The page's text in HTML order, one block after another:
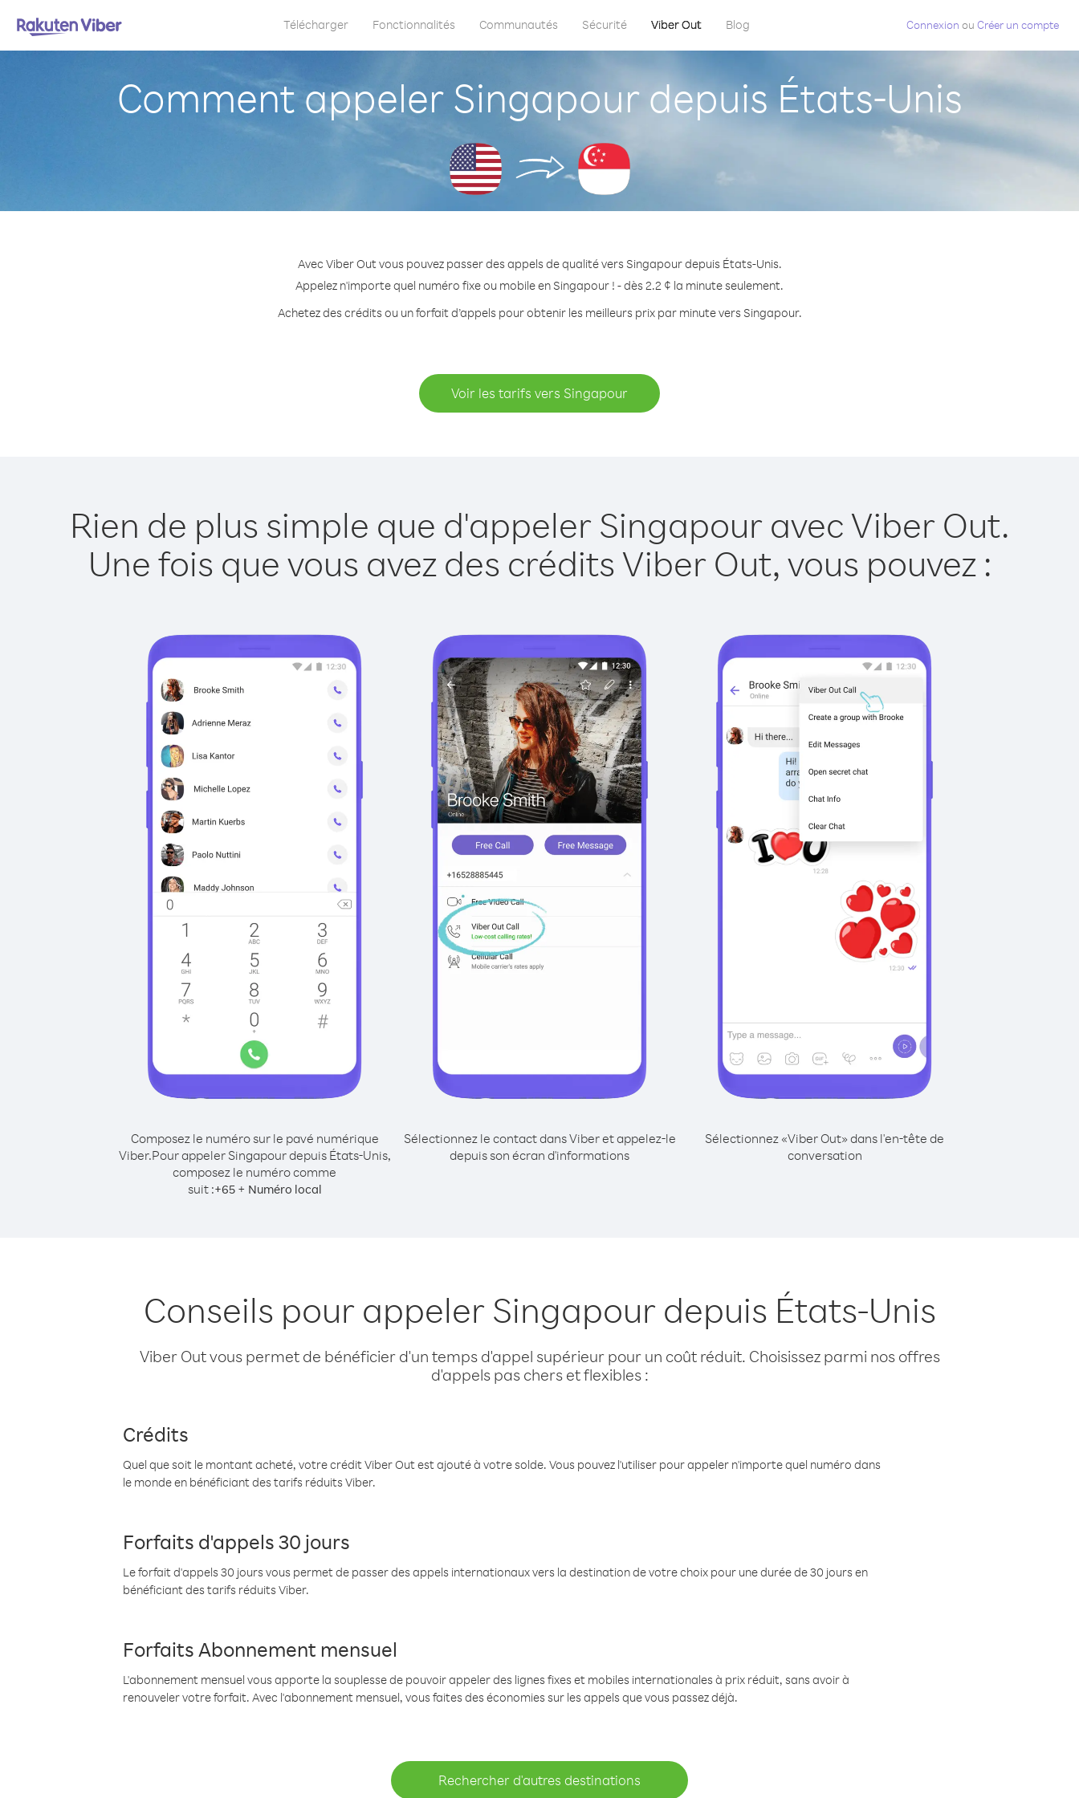
Télécharger Fonctionnalités Communautés Sécurité Viber Out Blog Connexion ou Créer un compte
Comment appeler Singapour depuis États-Unis
Avec Viber Out vous pouvez passer des appels de qualité vers Singapour depuis États-Unis.
Appelez n'importe quel numéro fixe ou mobile en Singapour ! - dès 2.2 ¢ la minute seulement.
Achetez des crédits ou un forfait d’appels pour obtenir les meilleurs prix par minute vers Singapour.
Voir les tarifs vers Singapour
Rien de plus simple que d'appeler Singapour avec Viber Out.
Une fois que vous avez des crédits Viber Out, vous pouvez :
Composez le numéro sur le pavé numérique
Viber.Pour appeler Singapour depuis États-Unis,
composez le numéro comme
suit :+65+ Numéro local
Sélectionnez le contact dans Viber et appelez-le
depuis son écran d'informations
Sélectionnez «Viber Out» dans l'en-tête de
conversation
Conseils pour appeler Singapour depuis États-Unis
Viber Out vous permet de bénéficier d'un temps d'appel supérieur pour un coût réduit. Choisissez parmi nos offres
d'appels pas chers et flexibles :
Crédits
Quel que soit le montant acheté, votre crédit Viber Out est ajouté à votre solde. Vous pouvez l'utiliser pour appeler n'importe quel numéro dans
le monde en bénéficiant des tarifs réduits Viber.
Forfaits d'appels 30 jours
Le forfait d'appels 30 jours vous permet de passer des appels internationaux vers la destination de votre choix pour une durée de 30 jours en
bénéficiant des tarifs réduits Viber.
Forfaits Abonnement mensuel
L'abonnement mensuel vous apporte la souplesse de pouvoir appeler des lignes fixes et mobiles internationales à prix réduit, sans avoir à
renouveler votre forfait. Avec l'abonnement mensuel, vous faites des économies sur les appels que vous passez déjà.
Rechercher d'autres destinations